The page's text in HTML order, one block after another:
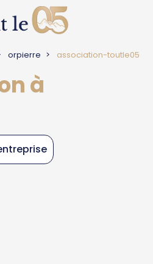
orpierre association-toutle05
à